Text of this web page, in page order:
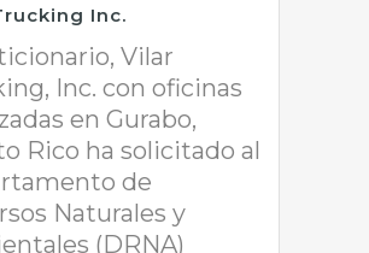
Inc.
Vilar
Inc. con oficinas
en Gurabo,
Rico ha solicitado al
de
Naturales y
(DRNA)